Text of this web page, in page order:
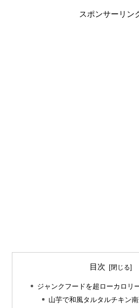
スポンサーリン
目次
ジャンクフードを超ローカロリ
山芋で和風タルタルチキン